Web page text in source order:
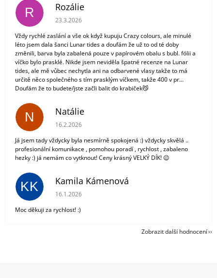
R Rozálie
Hodnocení obchodu je 3 z 5 hvězdiček.
23.3.2026
Vždy rychlé zaslání a vše ok když kupuju Crazy colours, ale minulé
léto jsem dala šanci Lunar tides a doufám že už to od té doby
změnili, barva byla zabalená pouze v papírovém obalu s bubl. fólii a
víčko bylo prasklé. Nikde jsem neviděla špatné recenze na Lunar
tides, ale mě vůbec nechytla ani na odbarvené vlasy takže to má
určitě něco společného s tím prasklým víčkem, takže 400 v pr...
Doufám že to budete/jste začli balit do krabiček😼
N Natálie
Hodnocení obchodu je 5 z 5 hvězdiček.
16.2.2026
Já jsem tady vždycky byla nesmírně spokojená :) vždycky skvělá ..
profesionální komunikace , pomohou poradí , rychlost , zabaleno
hezky :) já nemám co vytknout! Ceny krásný VELKÝ DÍK! 😉
KK Kamila Kámenová
Hodnocení obchodu je 5 z 5 hvězdiček.
16.1.2026
Moc děkuji za rychlost! :)
Zobrazit další hodnocení